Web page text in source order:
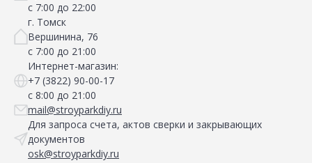
с 7:00 до 22:00
г. Томск
Вершинина, 76
с 7:00 до 21:00
Интернет-магазин:
+7 (3822) 90-00-17
с 8:00 до 21:00
mail@stroyparkdiy.ru
Для запроса счета, актов сверки и закрывающих
документов
osk@stroyparkdiy.ru